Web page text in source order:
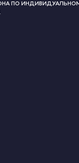
ПО